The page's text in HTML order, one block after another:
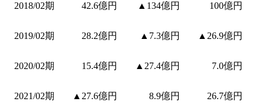
2018/02期 42.6億円 ▲134億円 100億円
2019/02期 28.2億円 ▲7.3億円 ▲26.9億円
2020/02期 15.4億円 ▲27.4億円 7.0億円
2021/02期 ▲27.6億円 8.9億円 26.7億円